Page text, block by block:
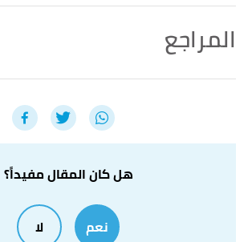
المراجع
^أب"hydrogen bonding"
,britannica, Retrieved
4/8/2022. Edited.
,chem.libretexts
Retrieved 4/8/2022. Edited.
هل كان المقال مفيداً؟
نعم لا